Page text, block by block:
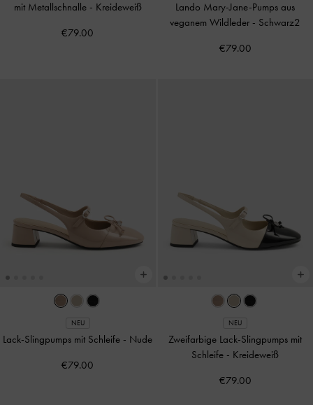
mit Metallschnalle - Kreideweiß
€79.00
Lando Mary-Jane-Pumps aus
veganem Wildleder - Schwarz2
€79.00
NEU
Lack-Slingpumps mit Schleife - Nude
€79.00
NEU
Zweifarbige Lack-Slingpumps mit
Schleife - Kreideweiß
€79.00